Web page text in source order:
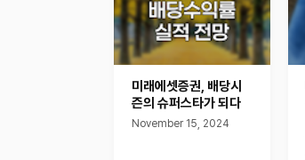
미래에셋증권, 배당시
즌의 슈퍼스타가 되다
November 15, 2024